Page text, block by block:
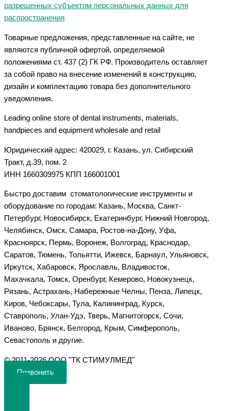
разрешенных субъектом персональных данных для
распространения
Товарные предложения, представленные на сайте, не
являются публичной офертой, определяемой
положениями ст. 437 (2) ГК РФ. Производитель оставляет
за собой право на внесение изменений в конструкцию,
дизайн и комплектацию товара без дополнительного
уведомления.
Leading online store of dental instruments, materials,
handpieces and equipment wholesale and retail
Юридический адрес: 420029, г. Казань, ул. Сибирский
Тракт, д.39, пом. 2
ИНН 1660309975 КПП 166001001
Быстро доставим стоматологические инструменты и
оборудование по городам: Казань, Москва, Санкт-
Петербург, Новосибирск, Екатеринбург, Нижний Новгород,
Челябинск, Омск, Самара, Ростов-на-Дону, Уфа,
Красноярск, Пермь, Воронеж, Волгоград, Краснодар,
Саратов, Тюмень, Тольятти, Ижевск, Барнаул, Ульяновск,
Иркутск, Хабаровск, Ярославль, Владивосток,
Махачкала, Томск, Оренбург, Кемерово, Новокузнецк,
Рязань, Астрахань, Набережные Челны, Пенза, Липецк,
Киров, Чебоксары, Тула, Калининград, Курск,
Ставрополь, Улан-Удэ, Тверь, Магнитогорск, Сочи,
Иваново, Брянск, Белгород, Крым, Симферополь,
Севастополь и другие.
©️ 2011-2026 ООО "ТК СТИМУЛМЕД"
Позвонить